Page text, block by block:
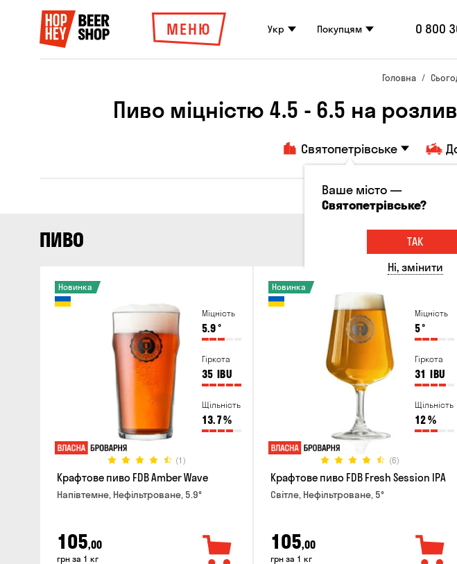
МЕНЮ Укр Покупцям 0 800
Головна
Пиво міцністю 4.5 - 6.5 на
Святопетрівське
Всі товари Пиво
ПИВО
Міцність
5.9°
Гіркота
35 IBU
Щільність
13.7%
(1)
Новинка
Крафтове пиво FDB Amber Wave
Напівтемне, Нефільтроване, 5.9°
105,00
грн за 1 кг
Міцність
5°
Гіркота
31 IBU
Щільність
12%
(6)
Новинка
Крафтове пиво FDB Fresh Session IPA
Світле, Нефільтроване, 5°
105,00
грн за 1 кг
Ваше місто —
Святопетрівське?
ТАК
Ні, змінити